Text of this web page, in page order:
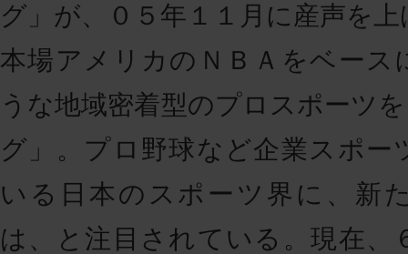
グ」が、０５年１１月に産声を
本場アメリカのＮＢＡをベース
うな地域密着型のプロスポーツ
グ」。プロ野球など企業スポー
いる日本のスポーツ界に、新
は、と注目されている。現在、